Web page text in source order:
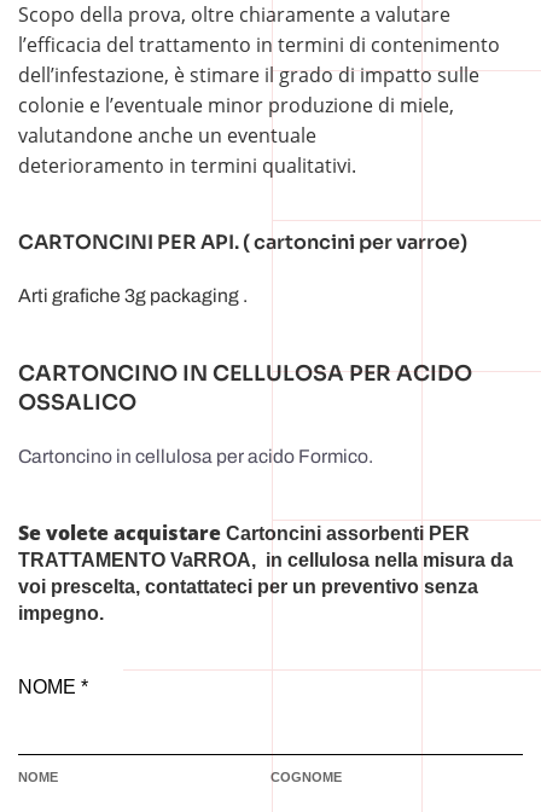
Scopo della prova, oltre chiaramente a valutare
l’efficacia del trattamento in termini di contenimento
dell’infestazione, è stimare il grado di impatto sulle
colonie e l’eventuale minor produzione di miele,
valutandone anche un eventuale
deterioramento in termini qualitativi.
CARTONCINI PER API. ( cartoncini per varroe)
Arti grafiche 3g packaging .
CARTONCINO IN CELLULOSA PER ACIDO
OSSALICO
Cartoncino in cellulosa per acido Formico.
Se volete acquistare Cartoncini assorbenti PER
TRATTAMENTO VaRROA, in cellulosa nella misura da
voi prescelta, contattateci per un preventivo senza
impegno.
NOME *
NOME COGNOME